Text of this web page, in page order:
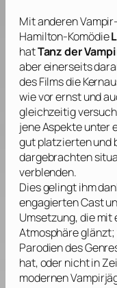
Mit anderen
Hamilton-Komödie
hatTanz der
aber einerseits
des Films die
wie vor ernst und
gleichzeitig
jene Aspekte unter
gut platzierten und
dargebrachten
verblenden.
Dies gelingt ihm
engagierten Cast
Umsetzung, die
Atmosphäre
Parodien des
hat, oder nicht in
modernen